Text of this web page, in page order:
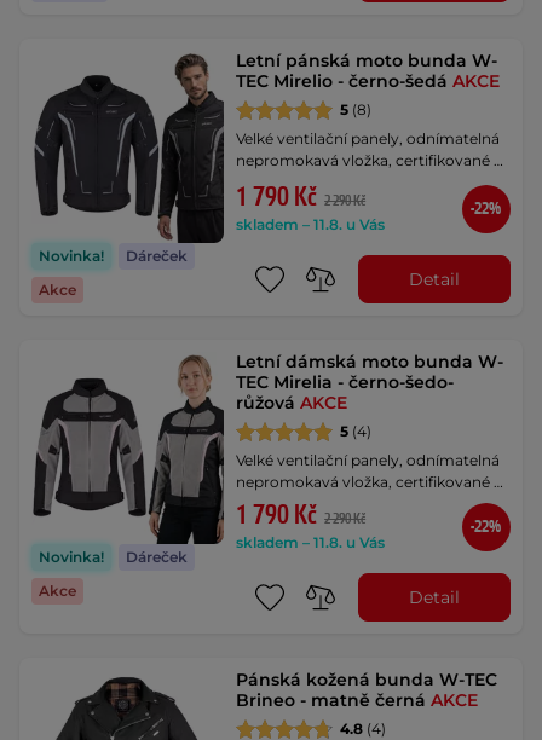
Novinka!
Dáreček
Akce
Letní pánská moto bunda W-
TEC Mirelio - černo-šedáAKCE
5 (8)
Velké ventilační panely, odnímatelná
nepromokavá vložka, certifikované …
1 790 Kč 2 290 Kč
skladem – 11.8. u Vás
-22%
Detail
Novinka!
Dáreček
Akce
Letní dámská moto bunda W-
TEC Mirelia - černo-šedo-
růžováAKCE
5 (4)
Velké ventilační panely, odnímatelná
nepromokavá vložka, certifikované …
1 790 Kč 2 290 Kč
skladem – 11.8. u Vás
-22%
Detail
Pánská kožená bunda W-TEC
Brineo - matně černáAKCE
4.8 (4)